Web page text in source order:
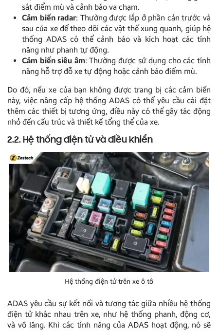
sát điểm mù và cảnh báo va chạm.
Cảm biến radar: Thường được lắp ở phần cản trước và
sau của xe để theo dõi các vật thể xung quanh, giúp hệ
thống ADAS có thể cảnh báo và kích hoạt các tính
năng như phanh tự động.
Cảm biến siêu âm: Thường được sử dụng cho các tính
năng hỗ trợ đỗ xe tự động hoặc cảnh báo điểm mù.
Do đó, nếu xe của bạn không được trang bị các cảm biến
này, việc nâng cấp hệ thống ADAS có thể yêu cầu cài đặt
thêm các thiết bị tương ứng, điều này có thể gây tác động
nhỏ đến cấu trúc và thiết kế tổng thể của xe.
2.2. Hệ thống điện tử và điều khiển
Hệ thống điện tử trên xe ô tô
ADAS yêu cầu sự kết nối và tương tác giữa nhiều hệ thống
điện tử khác nhau trên xe, như hệ thống phanh, động cơ,
và vô lăng. Khi các tính năng của ADAS hoạt động, nó sẽ